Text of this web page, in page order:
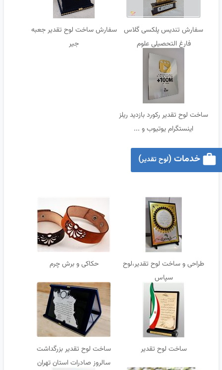
سفارش تندیس پلکسی گلاس
فارغ التحصیلی علوم
آزمایشگاهی.
سفارش ساخت لوح تقدیر جعبه
جیر
ساخت لوح تقدیر رکورد بازدید ریلز
اینستگرام یوتیوب و ...
خدمات (لوح تقدیر)
طراحی و ساخت لوح تقدیر،لوح
سپاس
حکاکی و برش چرم
ساخت لوح تقدیر
ساخت لوح تقدیر بزرگداشت
سالروز صادرات استان تهران